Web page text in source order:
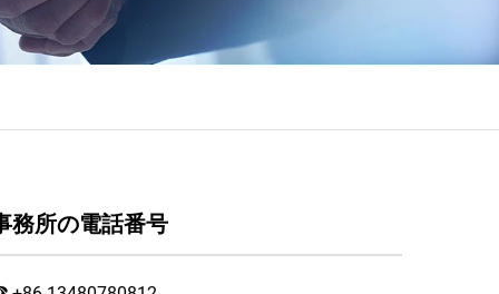
務所の電話番号